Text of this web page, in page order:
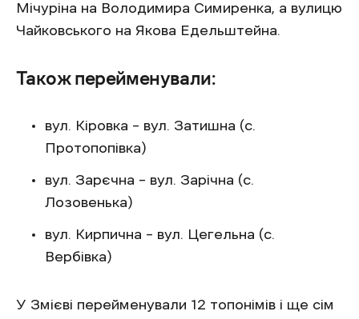
Мічуріна на Володимира Симиренка, а вулицю
Чайковського на Якова Едельштейна.
Також перейменували:
вул. Кіровка – вул. Затишна (с.
Протопопівка)
вул. Зарєчна – вул. Зарічна (с.
Лозовенька)
вул. Кирпична – вул. Цегельна (с.
Вербівка)
У Змієві перейменували 12 топонімів і ще сім